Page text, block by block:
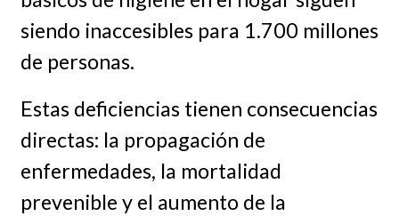
siendo inaccesibles para 1.700 millones
de personas.
Estas deficiencias tienen consecuencias
directas: la propagación de
enfermedades, la mortalidad
prevenible y el aumento de la